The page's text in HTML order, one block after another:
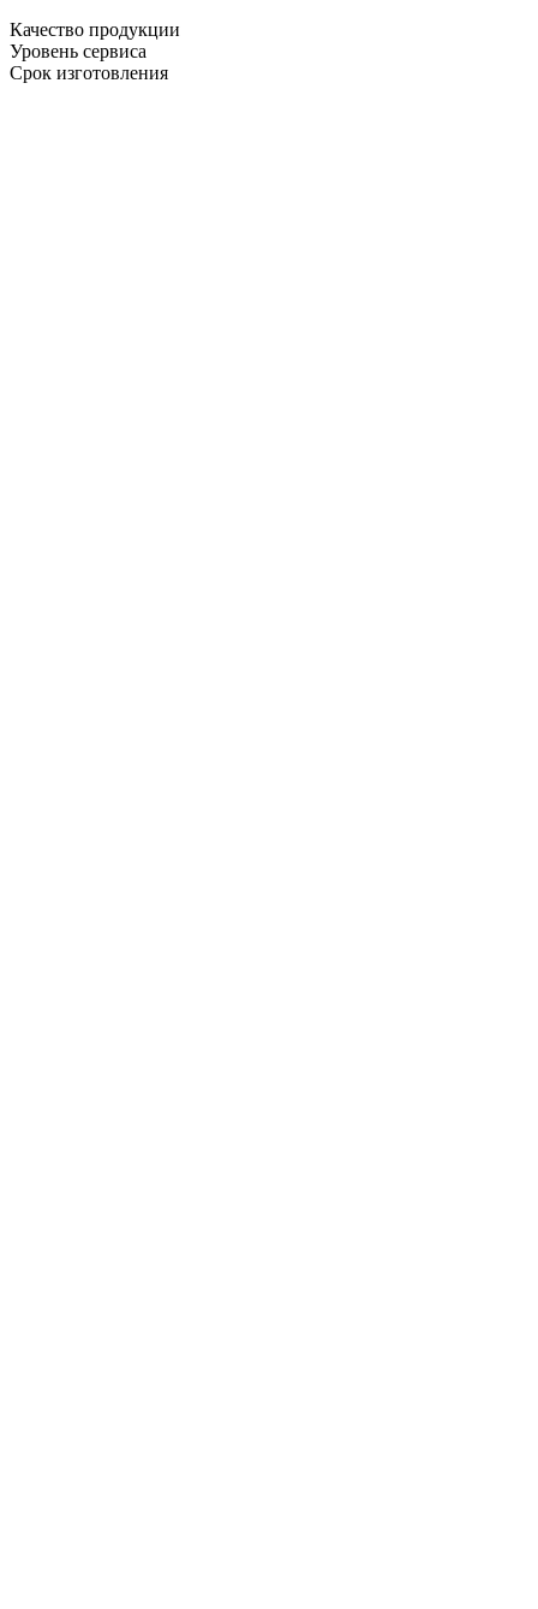
Качество продукции
Уровень сервиса
Срок изготовления